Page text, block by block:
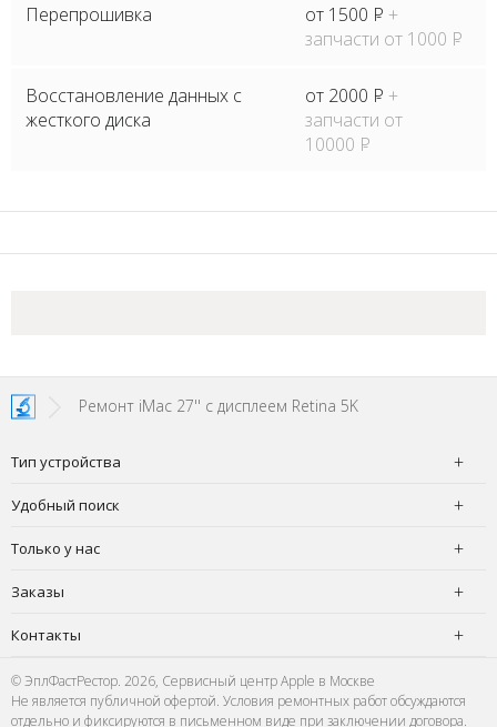
Перепрошивка от 1500 P +
запчасти от 1000 P
Восстановление данных с
жесткого диска
от 2000 P +
запчасти от
10000 P
Ремонт iMac 27'' с дисплеем Retina 5K
Тип устройства
Удобный поиск
Только у нас
Заказы
Контакты
© ЭплФастРестор. 2026, Сервисный центр Apple в Москве
Не является публичной офертой. Условия ремонтных работ обсуждаются
отдельно и фиксируются в письменном виде при заключении договора.